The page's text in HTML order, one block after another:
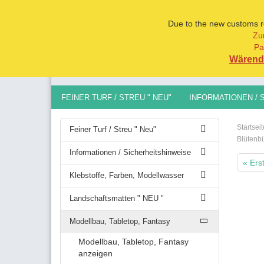
Alle
Due to the new customs
FEINER TURF / STREU " NEU" INFORMATIONEN /
MODELLBAU, TABLETOP, FANTASY
«
Feiner Turf / Streu " Neu"
Informationen / Sicherheitshinweise
Klebstoffe, Farben, Modellwasser
Landschaftsmatten " NEU "
Modellbau, Tabletop, Fantasy
Modellbau, Tabletop, Fantasy
anzeigen